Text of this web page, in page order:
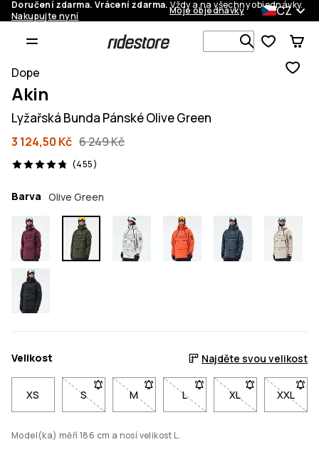
Doručení zdarma. Vrácení zdarma.Vždy a na všechny objednávky.
Nakupujte nyní
Moje objednávky CZ
Vyhledávej
Dope
Akin
Lyžařská Bunda Pánské Olive Green
3 124,50 Kč 6 249 Kč
(455)
455 recenze, 4.8/5
Barva Olive Green
Velikost Najděte svou velikost
XS S- Velikost S není dostupná. Klikni pro upozornění,
M- Velikost M není dostupná. Klikni pro
L- Velikost L není dostupná.
XL- Velikost XL
XXL
-
Model(ka) měří 186 cm a nosí velikost L.